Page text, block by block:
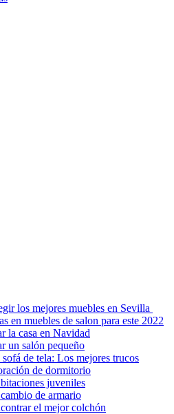
los mejores muebles en Sevilla
en muebles de salon para este 2022
la casa en Navidad
un salón pequeño
de tela: Los mejores trucos
de dormitorio
juveniles
de armario
el mejor colchón